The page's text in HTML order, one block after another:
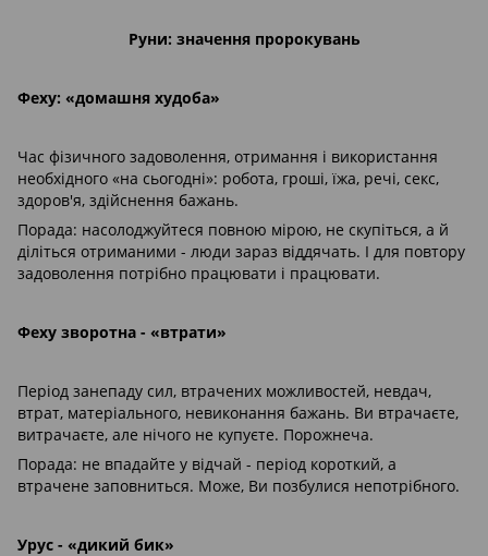
Руни: значення пророкувань
Феху: «домашня худоба»
Час фізичного задоволення, отримання і використання
необхідного «на сьогодні»: робота, гроші, їжа, речі, секс,
здоров'я, здійснення бажань.
Порада: насолоджуйтеся повною мірою, не скупіться, а й
діліться отриманими - люди зараз віддячать. І для повтору
задоволення потрібно працювати і працювати.
Феху зворотна - «втрати»
Період занепаду сил, втрачених можливостей, невдач,
втрат, матеріального, невиконання бажань. Ви втрачаєте,
витрачаєте, але нічого не купуєте. Порожнеча.
Порада: не впадайте у відчай - період короткий, а
втрачене заповниться. Може, Ви позбулися непотрібного.
Урус - «дикий бик»